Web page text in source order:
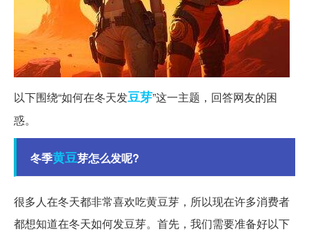
以下围绕“如何在冬天发豆芽”这一主题，回答网友的困
惑。
冬季黄豆芽怎么发呢?
很多人在冬天都非常喜欢吃黄豆芽，所以现在许多消费者
都想知道在冬天如何发豆芽。首先，我们需要准备好以下